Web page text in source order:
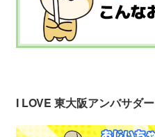
I LOVE 東大阪アンバサダー